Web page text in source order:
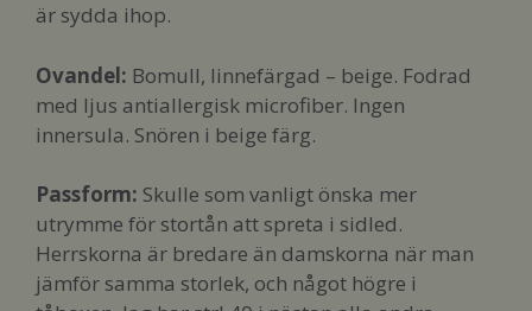
är sydda ihop.
Ovandel: Bomull, linnefärgad – beige. Fodrad
med ljus antiallergisk microfiber. Ingen
innersula. Snören i beige färg.
Passform: Skulle som vanligt önska mer
utrymme för stortån att spreta i sidled.
Herrskorna är bredare än damskorna när man
jämför samma storlek, och något högre i